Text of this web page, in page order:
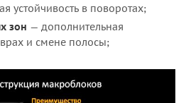
устойчивость в поворотах;
зон — дополнительная
и смене полосы;